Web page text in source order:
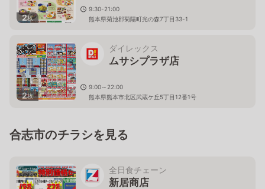
2枚
9:30-21:00
熊本県菊池郡菊陽町光の森7丁目33-1
2枚
ダイレックス
ムサシプラザ店
9:00～22:00
熊本県熊本市北区武蔵ケ丘5丁目12番1号
合志市のチラシを見る
全日食チェーン
新居商店